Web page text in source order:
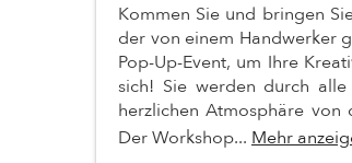
Kommen Sie und bringen
der von einem Handwerker
Pop-Up-Event, um Ihre
sich! Sie werden durch
herzlichen Atmosphäre
Der Workshop... Mehr